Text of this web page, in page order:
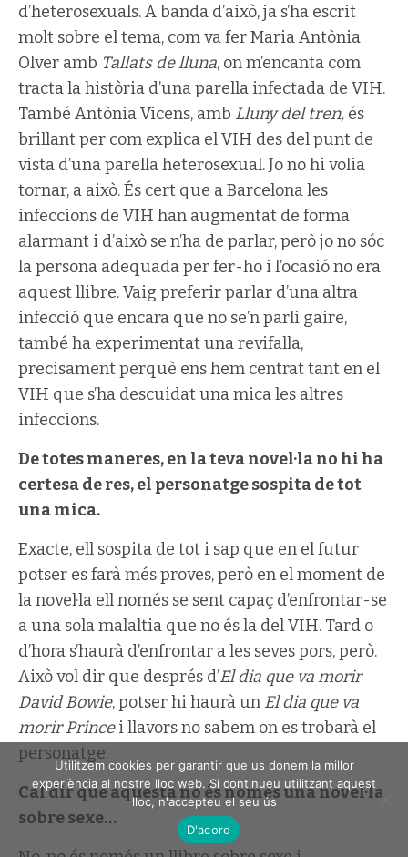
d’heterosexuals. A banda d’això, ja s’ha escrit
molt sobre el tema, com va fer Maria Antònia
Olver amb Tallats de lluna, on m’encanta com
tracta la història d’una parella infectada de VIH.
També Antònia Vicens, amb Lluny del tren, és
brillant per com explica el VIH des del punt de
vista d’una parella heterosexual. Jo no hi volia
tornar, a això. És cert que a Barcelona les
infeccions de VIH han augmentat de forma
alarmant i d’això se n’ha de parlar, però jo no sóc
la persona adequada per fer-ho i l’ocasió no era
aquest llibre. Vaig preferir parlar d’una altra
infecció que encara que no se’n parli gaire,
també ha experimentat una revifalla,
precisament perquè ens hem centrat tant en el
VIH que s’ha descuidat una mica les altres
infeccions.
De totes maneres, en la teva novel·la no hi ha
certesa de res, el personatge sospita de tot
una mica.
Exacte, ell sospita de tot i sap que en el futur
potser es farà més proves, però en el moment de
la novel·la ell només se sent capaç d’enfrontar-se
a una sola malaltia que no és la del VIH. Tard o
d’hora s’haurà d’enfrontar a les seves pors, però.
Això vol dir que després d’El dia que va morir
David Bowie, potser hi haurà un El dia que va
morir Princei llavors no sabem on es trobarà el
personatge.
Cal dir que aquesta no és només una novel·la
sobre sexe…
Utilitzem cookies per garantir que us donem la millor
experiència al nostre lloc web. Si continueu utilitzant aquest
lloc, n'accepteu el seu ús
D'acord